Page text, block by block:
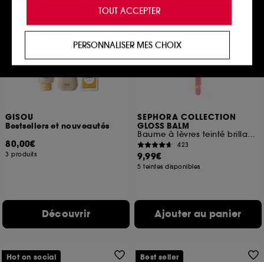
GISOU
Bestsellers et nouveautés
80,00€
3 produits
Découvrir
SEPHORA COLLECTION
GLOSS BALM
Baume à lèvres teinté brillance rebondie
423
9,99€
5 teintes disponibles
Ajouter au panier
Hot on social Best seller
de vous offrir une expérience enrichie et
personnalisée en vous recommandant des
produits, des services et des contenus qui
proposer des offres promotionnelles adaptées à
votre profil.
Cookies réseaux sociaux et publicité :
utilisés pour vous présenter du contenu susceptible
sites tiers et sur les réseaux sociaux, sur la base
des pages que vous avez consultées, de votre
navigation, et de l'historique de vos interactions.
Cookies de mesure d’audience :
Cookies de sécurisation des paiements en ligne :
ils nous permettent de lutter notamment contre les
usurpations d’identité.
TOUT ACCEPTER
PERSONNALISER MES CHOIX